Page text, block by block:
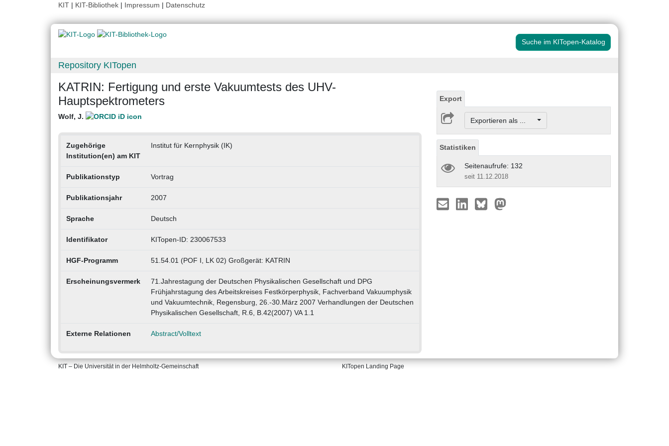
KIT | KIT-Bibliothek | Impressum | Datenschutz
Suche im KITopen-Katalog
Repository KITopen
KATRIN: Fertigung und erste Vakuumtests des UHV-
Hauptspektrometers
Wolf, J.
Zugehörige
Institution(en) am KIT
Institut für Kernphysik (IK)
Publikationstyp Vortrag
Publikationsjahr 2007
Sprache Deutsch
Identifikator KITopen-ID: 230067533
HGF-Programm 51.54.01 (POF I, LK 02) Großgerät: KATRIN
Erscheinungsvermerk
71.Jahrestagung der Deutschen Physikalischen Gesellschaft und DPG
Frühjahrstagung des Arbeitskreises Festkörperphysik, Fachverband Vakuumphysik
und Vakuumtechnik, Regensburg, 26.-30.März 2007 Verhandlungen der Deutschen
Physikalischen Gesellschaft, R.6, B.42(2007) VA 1.1
Externe Relationen Abstract/Volltext
Export
Exportieren als ...
Statistiken
Seitenaufrufe: 132
seit 11.12.2018
KIT – Die Universität in der Helmholtz-Gemeinschaft KITopen Landing Page